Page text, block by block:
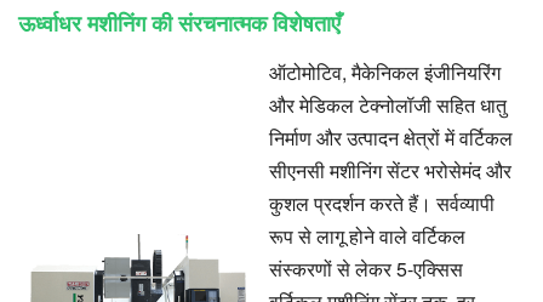
ऊर्ध्वाधर मशीनिंग की संरचनात्मक विशेषताएँ
ऑटोमोटिव, मैकेनिकल इंजीनियरिंग
और मेडिकल टेक्नोलॉजी सहित धातु
निर्माण और उत्पादन क्षेत्रों में वर्टिकल
सीएनसी मशीनिंग सेंटर भरोसेमंद और
कुशल प्रदर्शन करते हैं। सर्वव्यापी
रूप से लागू होने वाले वर्टिकल
संस्करणों से लेकर 5-एक्सिस